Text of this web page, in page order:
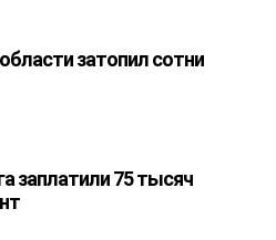
затопил сотни
заплатили 75 тысяч